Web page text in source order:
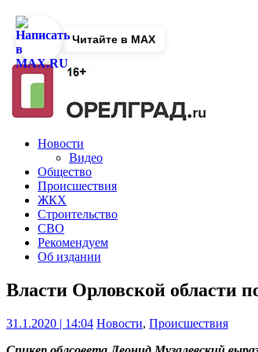
Новости
Видео
Общество
Происшествия
ЖКХ
Строительство
СВО
Рекомендуем
Об издании
Власти Орловской области
31.1.2020 | 14:04 Новости, Происшествия
Читайте в MAX